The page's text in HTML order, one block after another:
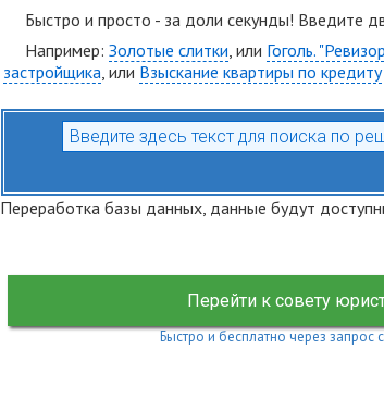
Быстро и просто - за доли секунды! Введите
Например: Золотые слитки, или Гоголь.
застройщика, или Взыскание квартиры по кредиту
Переработка базы данных, данные будут
Перейти к совету
Быстро и бесплатно через запрос